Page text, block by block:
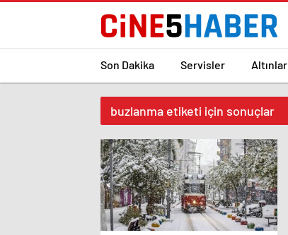
Son Dakika Servisler Altınlar
buzlanma etiketi için sonuçlar